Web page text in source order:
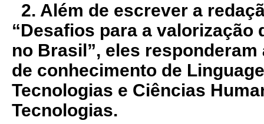
2. Além de escrever a
“Desafios para a valorização
no Brasil”, eles
de conhecimento de
Tecnologias e Ciências
Tecnologias.